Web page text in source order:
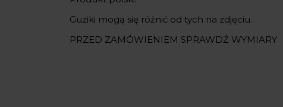
Guziki mogą się różnić od tych na zdjęciu.
PRZED ZAMÓWIENIEM SPRAWDŹ WYMIARY